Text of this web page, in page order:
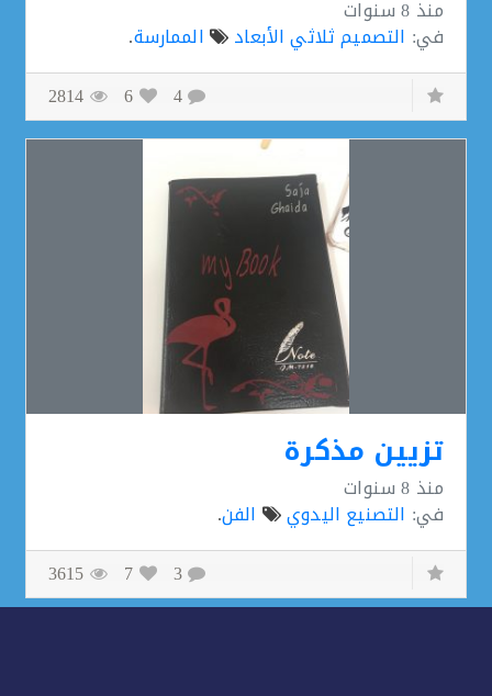
التصميم ثلاثي الأبعاد الممارسة.
6
2814
تزيين مذكرة
التصنيع اليدوي الفن.
7
3615